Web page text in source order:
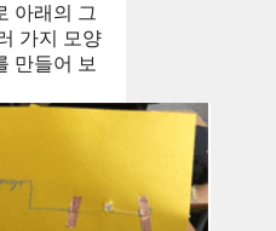
아래의 그
가지 모양
만들어 보